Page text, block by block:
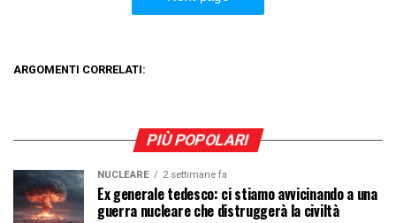
ARGOMENTI CORRELATI:
PIÙ POPOLARI
NUCLEARE 2 settimane fa
Ex generale tedesco: ci stiamo avvicinando a una
guerra nucleare che distruggerà la civiltà